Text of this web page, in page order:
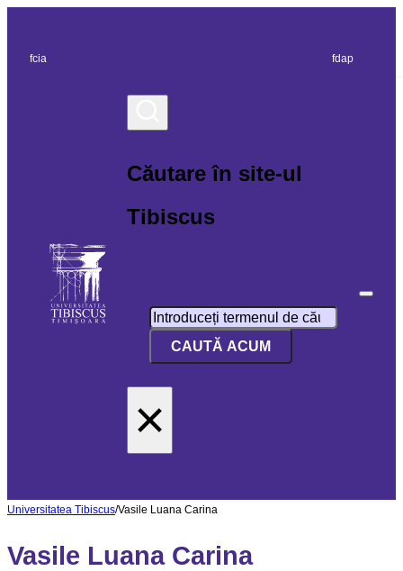
fcia fdap
Căutare în site-ul
Tibiscus
Search
CAUTĂ ACUM
×
Universitatea Tibiscus/Vasile Luana Carina
Vasile Luana Carina